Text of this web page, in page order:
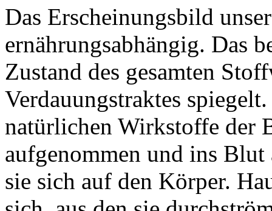
Das Erscheinungsbild
ernährungsabhängig. Das
Zustand des gesamten
Verdauungstraktes
natürlichen Wirkstoffe der
aufgenommen und ins Blut
sie sich auf den Körper.